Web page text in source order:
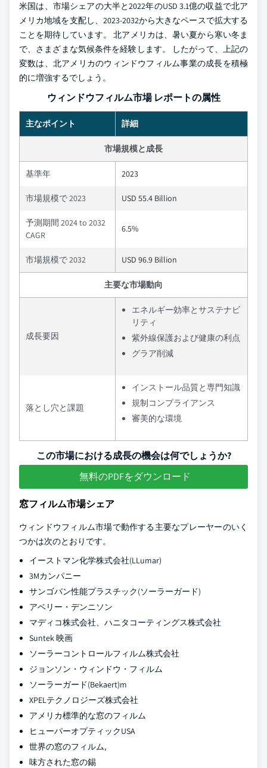
米国は、市場シェアの大半と2022年のUSD 3.1億の収益で北ア
メリカ地域を支配し、2023-2032から大きなペースで拡大する
ことを期待しています。 北アメリカは、暑い夏から寒い冬ま
で、さまざまな気候条件を経験します。 したがって、上記の
変数は、北アメリカのウィンドウフィルム事業の成長を積極
的に増強するでしょう。
ウィンドウフィルム市場 レポートの属性
主なポイント 詳細
市場規模と成長
基準年 2023
市場規模で 2023 USD 55.4 Billion
予測期間 2024 to 2032
CAGR
6.5%
市場規模で 2032 USD 96.9 Billion
主要な市場動向
成長要因
エネルギー効率とサステナビ
リティ
紫外線保護および健康の利点
グラア削減
落とし穴と課題
インストール品質と専門知識
規制コンプライアンス
審美的な環境
この市場における成長の機会は何でしょうか?
無料のPDFをダウンロード
窓フィルム市場シェア
ウィンドウフィルム市場で動作する主要なプレーヤーのいく
つかは次のとおりです。
イーストマン化学株式会社(LLumar)
3Mカンパニー
サンゴバン性能プラスチック(ソーラーガード)
アベリー・デンニソン
マディコ株式会社、ハニタコーティングス株式会社
Suntek 映画
ソーラーコントロールフィルム株式会社
ジョンソン・ウィンドウ・フィルム
ソーラーガード(Bekaert)m
XPELテクノロジーズ株式会社
アメリカ標準的な窓のフィルム
ヒューパーオプティックUSA
世界の窓のフィルム,
味方された窓の錫